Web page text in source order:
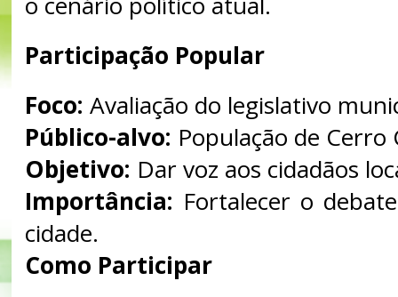
Participação Popular
Foco: Avaliação do legislativo
Público-alvo: População de Cerro
Objetivo: Dar voz aos cidadãos
Importância: Fortalecer o
cidade.
Como Participar